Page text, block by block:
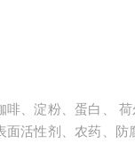
、淀粉、蛋白、
活性剂、农药、